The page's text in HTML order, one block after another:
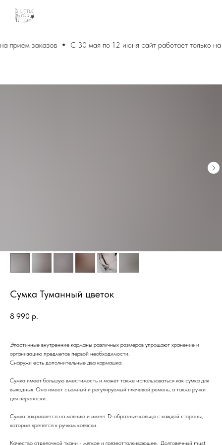
прием заказов С 30 мая по 12 июня сайт работает только на
Сумка Туманный цветок
8 990 р.
Эластичные внутренние карманы различных размеров упрощают хранение и
организацию предметов первой необходимости.
Снаружи есть дополнительные два кармашка.
Сумка имеет большую вместимость и может также использоваться как сумка для
выходных. Она имеет съемный и регулируемый плечевой ремень, а также ручки
для переноски.
Сумка закрывается на молнию и имеет D-образные кольца с каждой стороны,
которые крепятся к ручкам коляски.
Качество отделочной ткани - мягкое и грязеотталкивающее. Долговечный must